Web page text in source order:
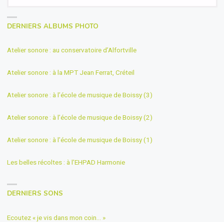
DERNIERS ALBUMS PHOTO
Atelier sonore : au conservatoire d’Alfortville
Atelier sonore : à la MPT Jean Ferrat, Créteil
Atelier sonore : à l’école de musique de Boissy (3)
Atelier sonore : à l’école de musique de Boissy (2)
Atelier sonore : à l’école de musique de Boissy (1)
Les belles récoltes : à l’EHPAD Harmonie
DERNIERS SONS
Ecoutez « je vis dans mon coin… »